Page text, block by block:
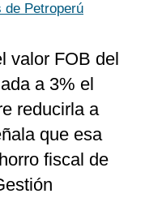
de Petroperú
valor FOB del
a 3% el
reducirla a
que esa
fiscal de